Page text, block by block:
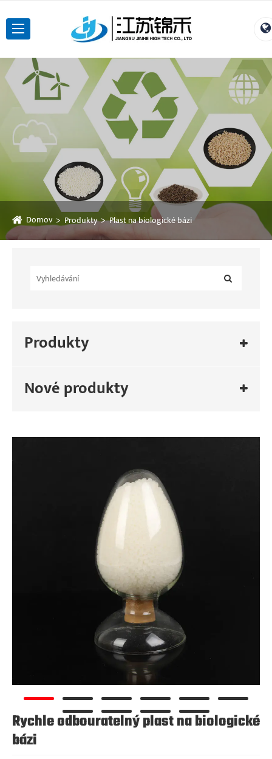
Domov Produkty Plast na biologické bázi
Produkty
Nové produkty
Rychle odbouratelný plast na biologické
bázi